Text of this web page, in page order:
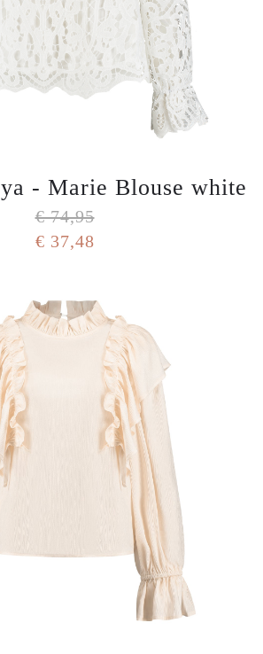
- Marie Blouse white
€ 74,95
€ 37,48